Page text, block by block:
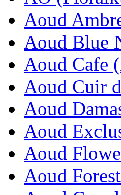
Aoud
Aoud Blue
Aoud Cafe
Aoud Cuir
Aoud
Aoud
Aoud
Aoud